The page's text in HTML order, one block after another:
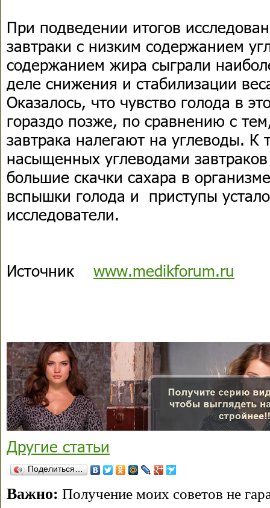
При подведении итогов
завтраки с низким содержанием
содержанием жира сыграли
деле снижения и стабилизации
Оказалось, что чувство голода в
гораздо позже, по сравнению с
завтрака налегают на углеводы. К
насыщенных углеводами
большие скачки сахара в
вспышки голода и приступы
исследователи.
Источник www.medikforum.ru
Другие статьи
Поделиться…
Важно: Получение моих советов не